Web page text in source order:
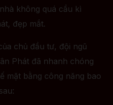
không quá cầu kì
đẹp mắt.
chủ đầu tư, đội ngũ
Phát đã nhanh chóng
mặt bằng công năng bao